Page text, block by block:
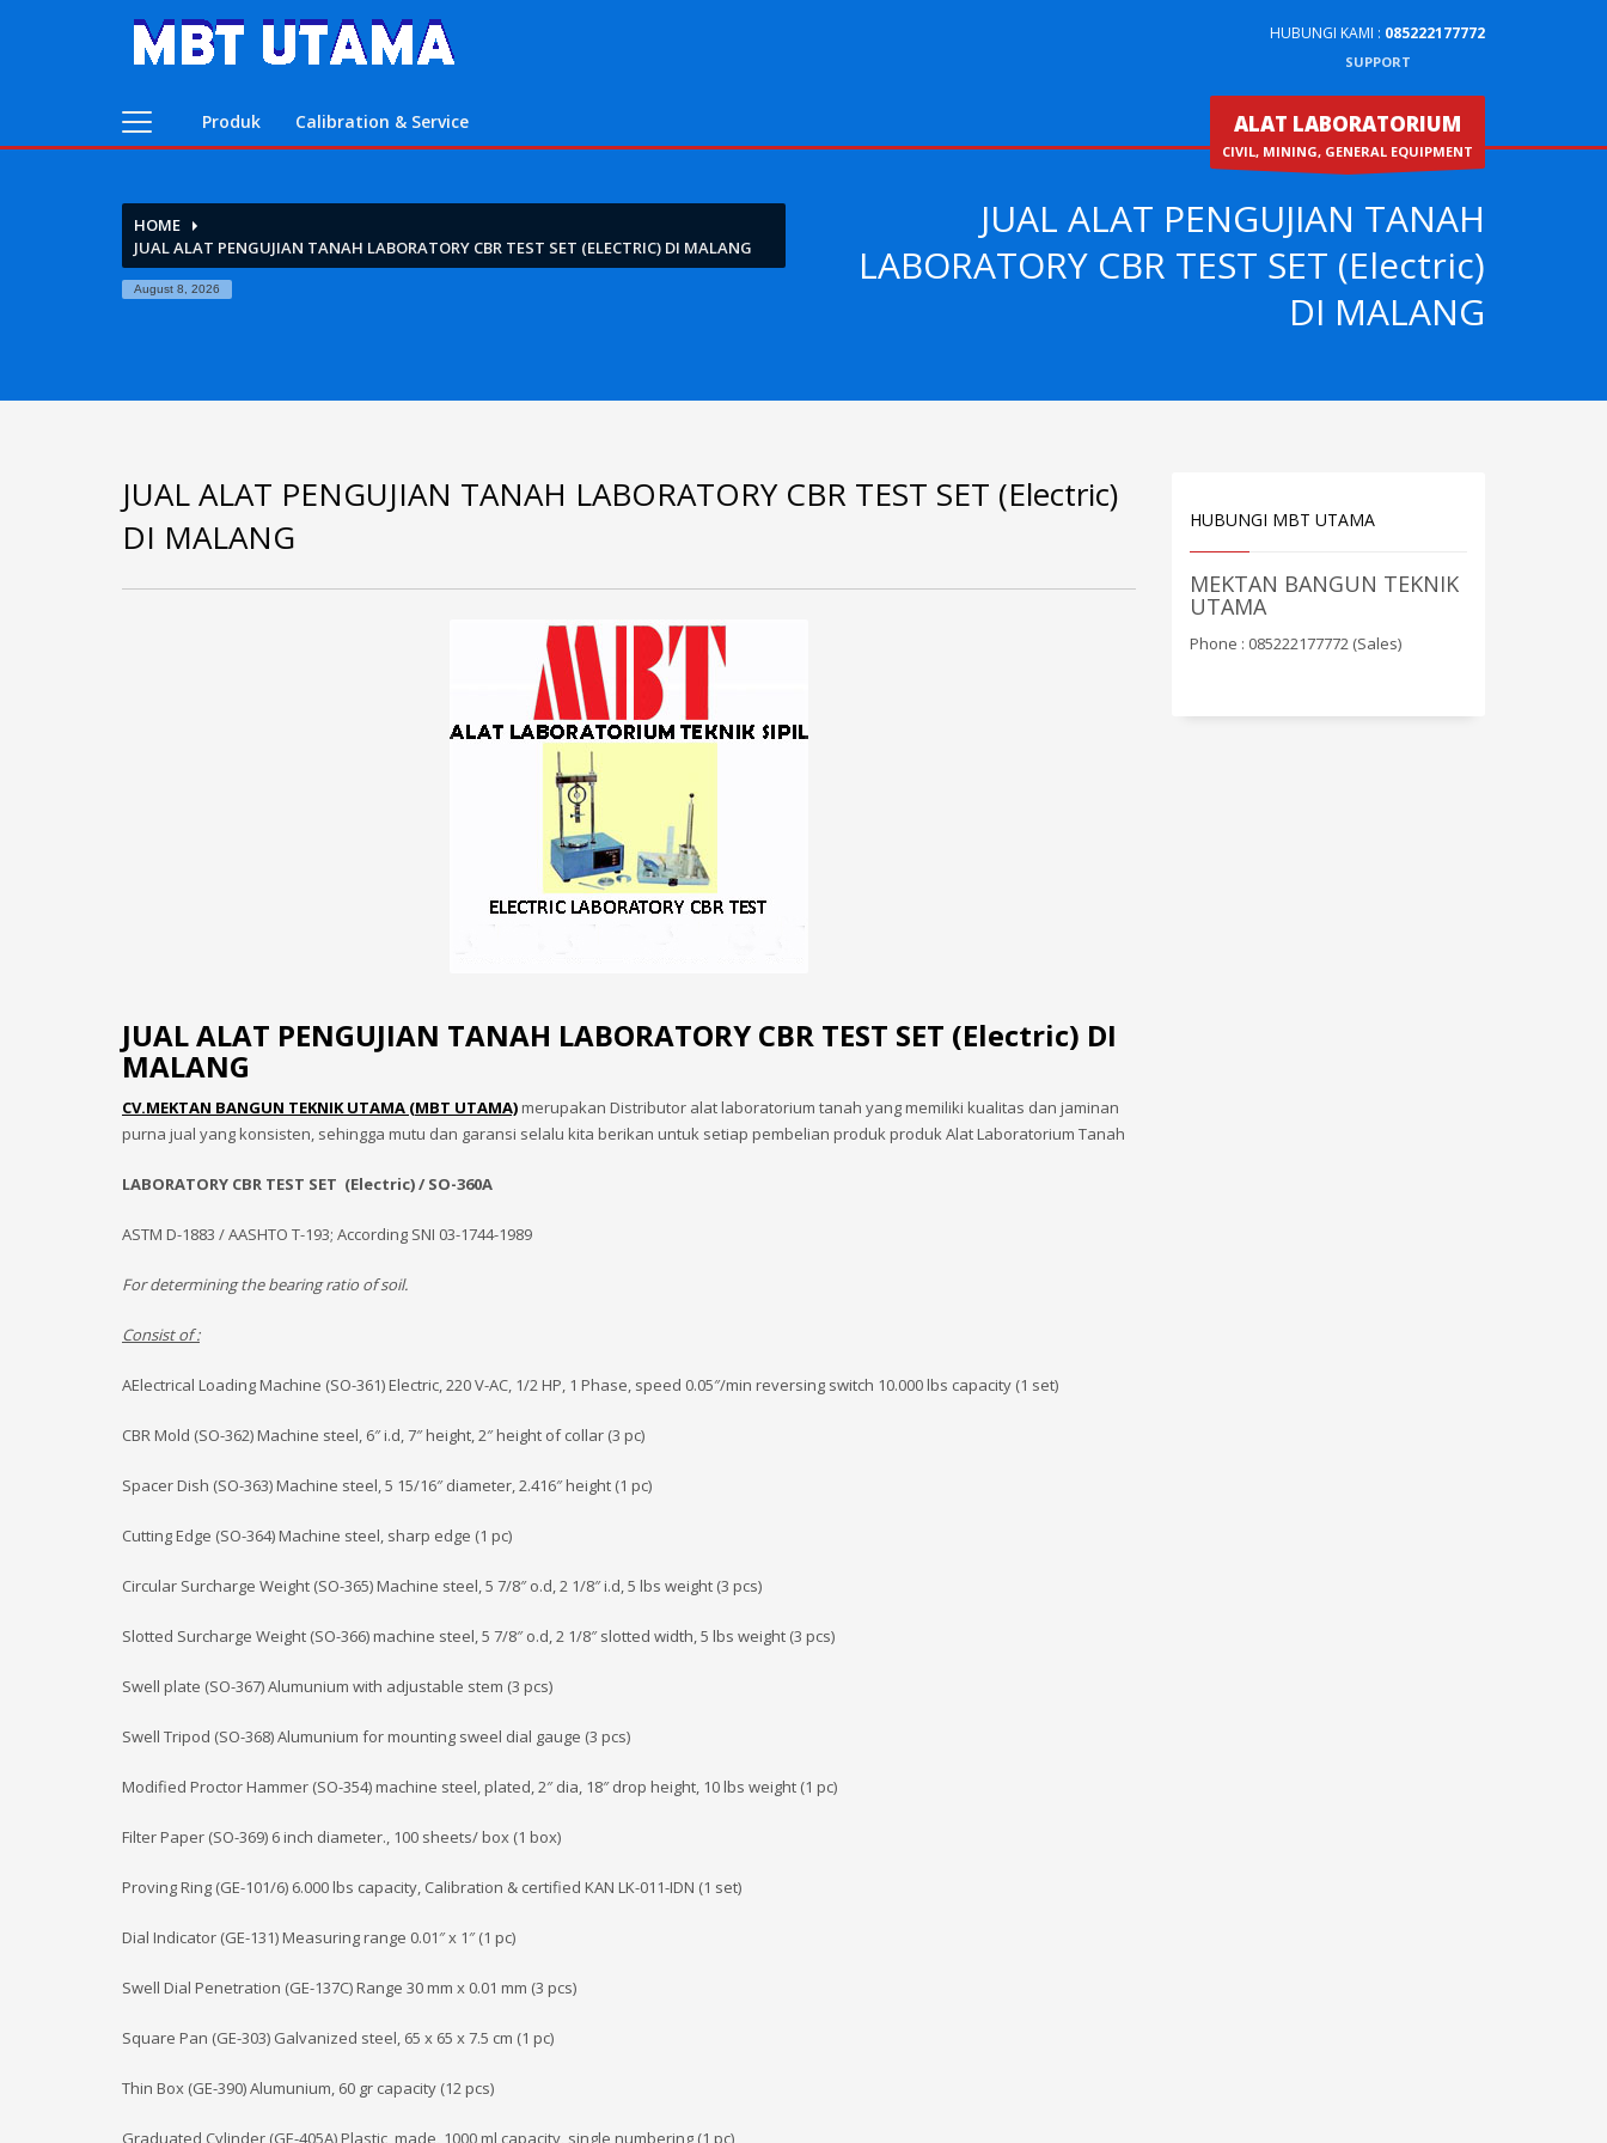
Contact Us
Jl. Raya Caringin No. 391 Kab. Bandung
Fax : 022 686 8016
HUBUNGI KAMI : 085222177772
SUPPORT
Produk Calibration & Service ALAT LABORATORIUM
CIVIL, MINING, GENERAL EQUIPMENT
HOME
JUAL ALAT PENGUJIAN TANAH LABORATORY CBR TEST SET (ELECTRIC) DI MALANG
August 8, 2026
JUAL ALAT PENGUJIAN TANAH
LABORATORY CBR TEST SET (Electric)
DI MALANG
JUAL ALAT PENGUJIAN TANAH LABORATORY CBR TEST SET (Electric)
DI MALANG
JUAL ALAT PENGUJIAN TANAH LABORATORY CBR TEST SET (Electric) DI
MALANG
CV.MEKTAN BANGUN TEKNIK UTAMA (MBT UTAMA)merupakan Distributor alat laboratorium tanah yang memiliki kualitas dan jaminan
purna jual yang konsisten, sehingga mutu dan garansi selalu kita berikan untuk setiap pembelian produk produk Alat Laboratorium Tanah
LABORATORY CBR TEST SET (Electric) / SO-360A
ASTM D-1883 / AASHTO T-193; According SNI 03-1744-1989
For determining the bearing ratio of soil.
Consist of :
AElectrical Loading Machine (SO-361) Electric, 220 V-AC, 1/2 HP, 1 Phase, speed 0.05″/min reversing switch 10.000 lbs capacity (1 set)
CBR Mold (SO-362) Machine steel, 6″ i.d, 7″ height, 2″ height of collar (3 pc)
Spacer Dish (SO-363) Machine steel, 5 15/16″ diameter, 2.416″ height (1 pc)
Cutting Edge (SO-364) Machine steel, sharp edge (1 pc)
Circular Surcharge Weight (SO-365) Machine steel, 5 7/8″ o.d, 2 1/8″ i.d, 5 lbs weight (3 pcs)
Slotted Surcharge Weight (SO-366) machine steel, 5 7/8″ o.d, 2 1/8″ slotted width, 5 lbs weight (3 pcs)
Swell plate (SO-367) Alumunium with adjustable stem (3 pcs)
Swell Tripod (SO-368) Alumunium for mounting sweel dial gauge (3 pcs)
Modified Proctor Hammer (SO-354) machine steel, plated, 2″ dia, 18″ drop height, 10 lbs weight (1 pc)
Filter Paper (SO-369) 6 inch diameter., 100 sheets/ box (1 box)
Proving Ring (GE-101/6) 6.000 lbs capacity, Calibration & certified KAN LK-011-IDN (1 set)
Dial Indicator (GE-131) Measuring range 0.01″ x 1″ (1 pc)
Swell Dial Penetration (GE-137C) Range 30 mm x 0.01 mm (3 pcs)
Square Pan (GE-303) Galvanized steel, 65 x 65 x 7.5 cm (1 pc)
Thin Box (GE-390) Alumunium, 60 gr capacity (12 pcs)
Graduated Cylinder (GE-405A) Plastic made, 1000 ml capacity, single numbering (1 pc)
HUBUNGI MBT UTAMA
MEKTAN BANGUN TEKNIK
UTAMA
Phone : 085222177772 (Sales)